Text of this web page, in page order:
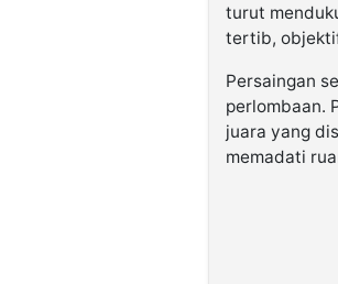
turut
tertib,
Persaingan
perlombaan.
juara yang
memadati